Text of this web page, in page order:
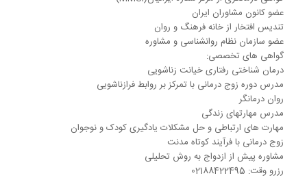
عضو کانون مشاوران ایران
تندیس افتخار از خانه فرهنگ و روان
عضو سازمان نظام روانشناسی و مشاوره
گواهی های تخصصی:
درمان شناختی رفتاری خیانت زناشویی
مدرس دوره زوج درمانی با تمرکز بر روابط فرازناشویی
روان درمانگر
مدرس مهارتهای زندگی
مهارت های ارتباطی و حل مشکلات یادگیری کودک و نوجوان
زوج درمانی با فرآیند کوتاه مدنت
مشاوره پیش از ازدواج به روش تحلیلی
رزرو وقت: 02188422495